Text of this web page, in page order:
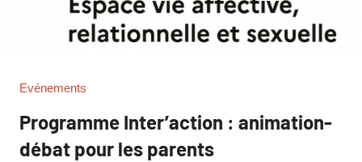
Evénements
Programme Inter’action : animation-
débat pour les parents